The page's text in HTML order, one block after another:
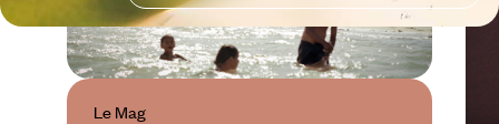
Le Mag